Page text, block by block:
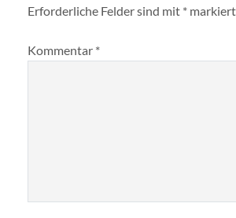
Erforderliche Felder sind mit * markiert
Kommentar *